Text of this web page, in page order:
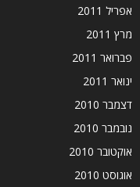
אפריל 2011
מרץ 2011
פברואר 2011
ינואר 2011
דצמבר 2010
נובמבר 2010
אוקטובר 2010
אוגוסט 2010